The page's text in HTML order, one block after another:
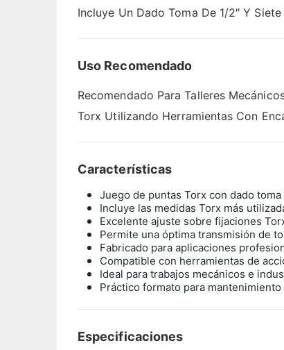
Incluye Un Dado Toma De 1/2″ Y
Uso Recomendado
Recomendado Para Talleres
Torx Utilizando Herramientas Con
Características
Juego de puntas Torx con dado toma
Incluye las medidas Torx más
Excelente ajuste sobre fijaciones
Permite una óptima transmisión de
Fabricado para aplicaciones
Compatible con herramientas de
Ideal para trabajos mecánicos e
Práctico formato para
Especificaciones